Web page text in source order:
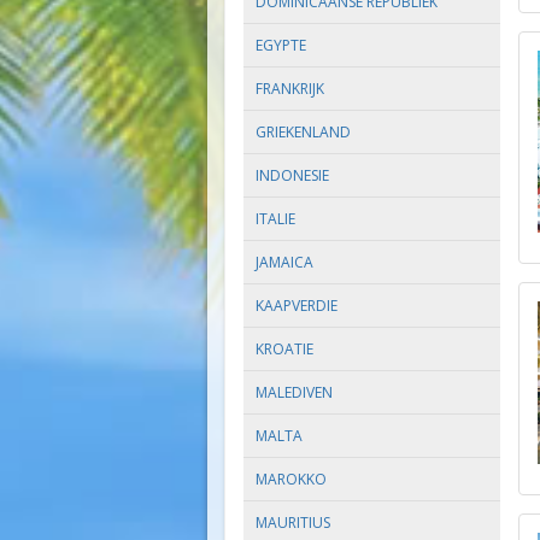
EGYPTE
FRANKRIJK
GRIEKENLAND
INDONESIE
ITALIE
JAMAICA
KAAPVERDIE
KROATIE
MALEDIVEN
MALTA
MAROKKO
MAURITIUS